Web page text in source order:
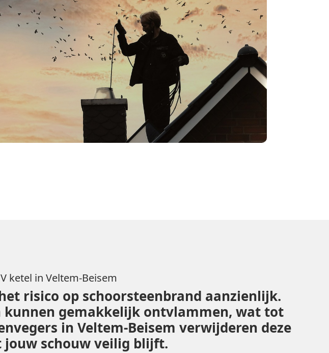
ketel in Veltem-Beisem
risico op schoorsteenbrand aanzienlijk.
kunnen gemakkelijk ontvlammen, wat tot
in Veltem-Beisem verwijderen deze
jouw schouw veilig blijft.